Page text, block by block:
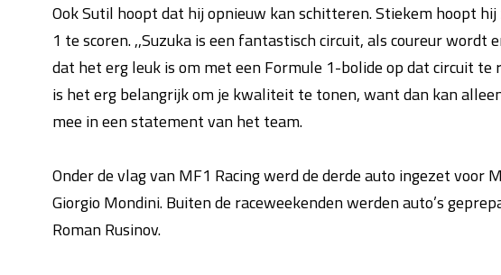
Ook Sutil hoopt dat hij opnieuw kan schitteren. Stiekem hoopt
1 te scoren. ,,Suzuka is een fantastisch circuit, als coureur wordt
dat het erg leuk is om met een Formule 1-bolide op dat circuit te
is het erg belangrijk om je kwaliteit te tonen, want dan kan
mee in een statement van het team.
Onder de vlag van MF1 Racing werd de derde auto ingezet voor
Giorgio Mondini. Buiten de raceweekenden werden auto’s
Roman Rusinov.